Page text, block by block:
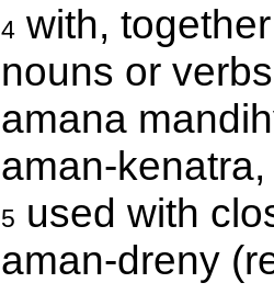
4with,
nouns or
amana
aman-
5 used with
aman-dreny